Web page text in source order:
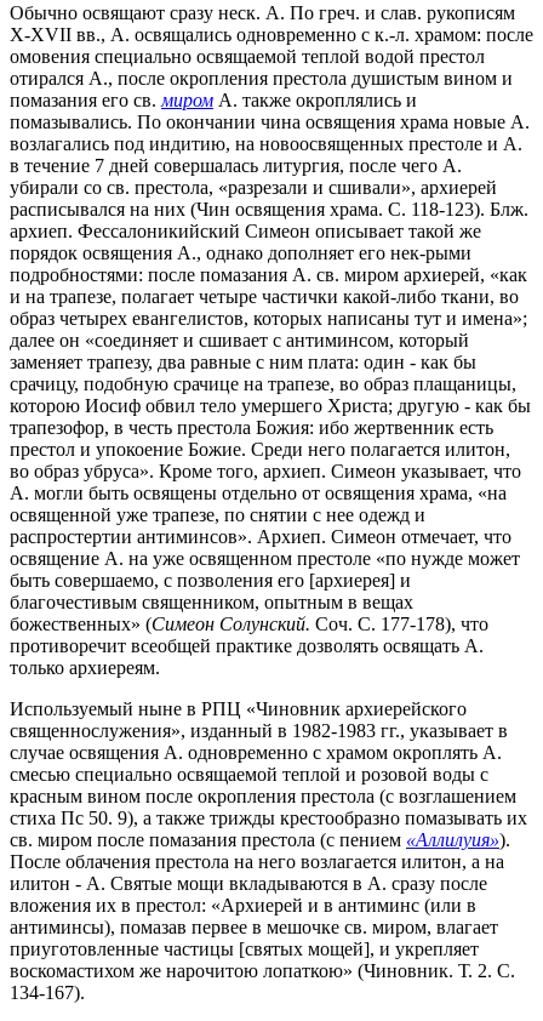
Обычно освящают сразу неск. А. По греч. и слав. рукописям
X-XVII вв., А. освящались одновременно с к.-л. храмом: после
омовения специально освящаемой теплой водой престол
отирался А., после окропления престола душистым вином и
помазания его св. миром А. также окроплялись и
помазывались. По окончании чина освящения храма новые А.
возлагались под индитию, на новоосвященных престоле и А.
в течение 7 дней совершалась литургия, после чего А.
убирали со св. престола, «разрезали и сшивали», архиерей
расписывался на них (Чин освящения храма. С. 118-123). Блж.
архиеп. Фессалоникийский Симеон описывает такой же
порядок освящения А., однако дополняет его нек-рыми
подробностями: после помазания А. св. миром архиерей, «как
и на трапезе, полагает четыре частички какой-либо ткани, во
образ четырех евангелистов, которых написаны тут и имена»;
далее он «соединяет и сшивает с антиминсом, который
заменяет трапезу, два равные с ним плата: один - как бы
срачицу, подобную срачице на трапезе, во образ плащаницы,
которою Иосиф обвил тело умершего Христа; другую - как бы
трапезофор, в честь престола Божия: ибо жертвенник есть
престол и упокоение Божие. Среди него полагается илитон,
во образ убруса». Кроме того, архиеп. Симеон указывает, что
А. могли быть освящены отдельно от освящения храма, «на
освященной уже трапезе, по снятии с нее одежд и
распростертии антиминсов». Архиеп. Симеон отмечает, что
освящение А. на уже освященном престоле «по нужде может
быть совершаемо, с позволения его [архиерея] и
благочестивым священником, опытным в вещах
божественных» (Симеон Солунский. Соч. С. 177-178), что
противоречит всеобщей практике дозволять освящать А.
только архиереям.
Используемый ныне в РПЦ «Чиновник архиерейского
священнослужения», изданный в 1982-1983 гг., указывает в
случае освящения А. одновременно с храмом окроплять А.
смесью специально освящаемой теплой и розовой воды с
красным вином после окропления престола (с возглашением
стиха Пс 50. 9), а также трижды крестообразно помазывать их
св. миром после помазания престола (с пением «Аллилуия»).
После облачения престола на него возлагается илитон, а на
илитон - А. Святые мощи вкладываются в А. сразу после
вложения их в престол: «Архиерей и в антиминс (или в
антиминсы), помазав первее в мешочке св. миром, влагает
приуготовленные частицы [святых мощей], и укрепляет
воскомастихом же нарочитою лопаткою» (Чиновник. Т. 2. С.
134-167).